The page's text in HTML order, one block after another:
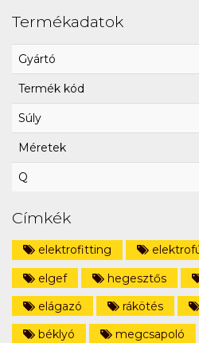
Termékadatok
Gyártó
Termék kód
Súly
Méretek
Q
Címkék
elektrofitting
elgef
hegesztős
elágazó
rákötés
béklyó
megcsapoló